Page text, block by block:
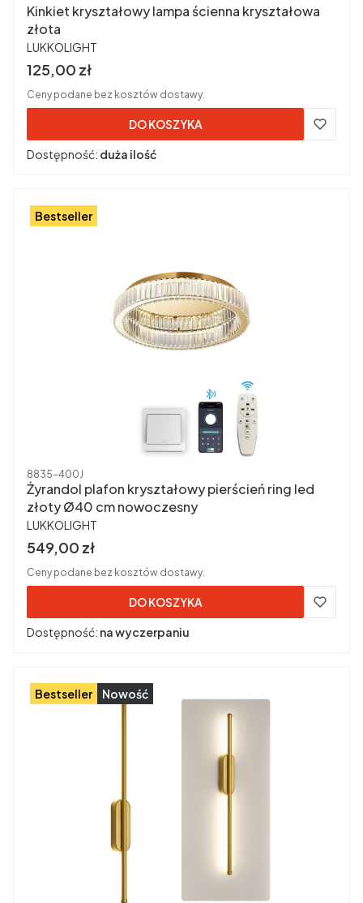
Kinkiet kryształowy lampa ścienna kryształowa
złota
PRODUCENT
LUKKOLIGHT
Cena brutto
125,00 zł
Ceny podane bez kosztów dostawy.
DO KOSZYKA
Dostępność: duża ilość
Bestseller
Kod produktu
8835-400J
Żyrandol plafon kryształowy pierścień ring led
złoty Ø40 cm nowoczesny
PRODUCENT
LUKKOLIGHT
Cena brutto
549,00 zł
Ceny podane bez kosztów dostawy.
DO KOSZYKA
Dostępność: na wyczerpaniu
Bestseller Nowość